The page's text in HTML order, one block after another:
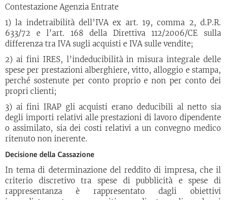
Contestazione Agenzia Entrate
1) la indetraibilità dell’IVA ex art. 19, comma 2, d.P.R.
633/72 e l’art. 168 della Direttiva 112/2006/CE sulla
differenza tra IVA sugli acquisti e IVA sulle vendite;
2) ai fini IRES, l’indeducibilità in misura integrale delle
spese per prestazioni alberghiere, vitto, alloggio e stampa,
perché sostenute per conto proprio e non per conto dei
propri clienti;
3) ai fini IRAP gli acquisti erano deducibili al netto sia
degli importi relativi alle prestazioni di lavoro dipendente
o assimilato, sia dei costi relativi a un convegno medico
ritenuto non inerente.
Decisione della Cassazione
In tema di determinazione del reddito di impresa, che il
criterio discretivo tra spese di pubblicità e spese di
rappresentanza è rappresentato dagli obiettivi